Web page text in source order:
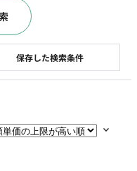
保存した検索条件